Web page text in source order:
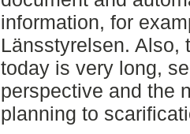
information, for
Länsstyrelsen. Also,
today is very long,
perspective and the
planning to